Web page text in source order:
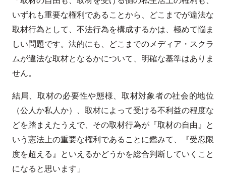
いずれも重要な権利であることから、どこまでが違法な
取材行為として、不法行為を構成するかは、極めて悩ま
しい問題です。法的にも、どこまでのメディア・スクラ
ムが違法な取材となるかについて、明確な基準はありま
せん。
結局、取材の必要性や態様、取材対象者の社会的地位
（公人か私人か）、取材によって受ける不利益の程度な
どを踏まえたうえで、その取材行為が『取材の自由』と
いう憲法上の重要な権利であることに鑑みて、『受忍限
度を超える』といえるかどうかを総合判断していくこと
になると思います」